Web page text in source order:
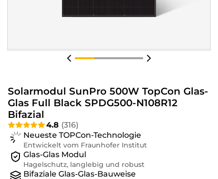
Solarmodul SunPro 500W TopCon Glas-
Glas Full Black SPDG500-N108R12
Bifazial
4.8 (316)
Neueste TOPCon-Technologie
Entwickelt vom Fraunhofer Institut
Glas-Glas Modul
Hagelschutz, langlebig und robust
Bifaziale Glas-Glas-Bauweise